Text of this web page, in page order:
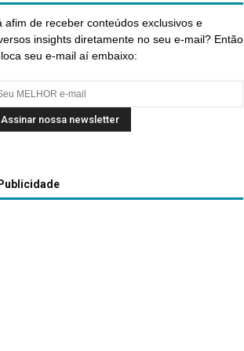
afim de receber conteúdos exclusivos e
insights diretamente no seu e-mail? Então
seu e-mail aí embaixo:
Publicidade